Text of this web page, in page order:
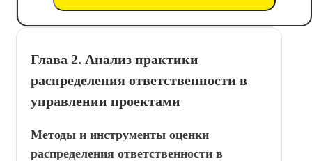
Глава 2. Анализ практики
распределения ответственности в
управлении проектами
Методы и инструменты оценки
распределения ответственности в